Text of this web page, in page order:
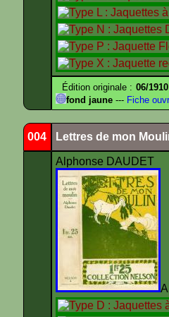
Édition originale : 06/1910
fond jaune --- Fiche
004 Lettres de mon
Alphonse DAUDET
A